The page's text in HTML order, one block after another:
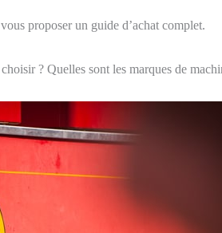
proposer un guide d’achat complet.
? Quelles sont les marques de